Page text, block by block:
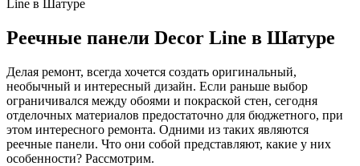
Line в Шатуре
Реечные панели Decor Line в Шатуре
Делая ремонт, всегда хочется создать оригинальный,
необычный и интересный дизайн. Если раньше выбор
ограничивался между обоями и покраской стен, сегодня
отделочных материалов предостаточно для бюджетного, при
этом интересного ремонта. Одними из таких являются
реечные панели. Что они собой представляют, какие у них
особенности? Рассмотрим.